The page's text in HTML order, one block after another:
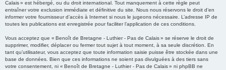
Calais » est hébergé, ou du droit international. Tout manquement à cette règle peut
entraîner votre exclusion immédiate et définitive du site. Nous nous réservons le droit d’en
informer votre fournisseur d’accès à Internet si nous le jugeons nécessaire. L’adresse IP de
toutes les publications est enregistrée pour faciliter l’application de ces conditions.
Vous acceptez que « Benoît de Bretagne - Luthier - Pas de Calais » se réserve le droit de
supprimer, modifier, déplacer ou fermer tout sujet à tout moment, à sa seule discrétion. En
tant qu’utilisateur, vous acceptez que toute information saisie puisse être stockée dans une
base de données. Bien que ces informations ne soient pas divulguées à des tiers sans
votre consentement, ni « Benoît de Bretagne - Luthier - Pas de Calais » ni phpBB ne